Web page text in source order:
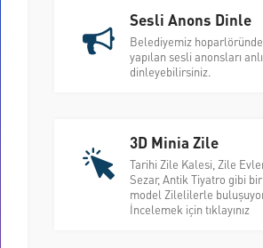
Sesli Anons Dinle
Belediyemiz
yapılan sesli anonsları
dinleyebilirsiniz.
3D Minia Zile
Tarihi Zile Kalesi, Zile
Sezar, Antik Tiyatro gibi
model Zilelilerle
İncelemek için tıklayınız